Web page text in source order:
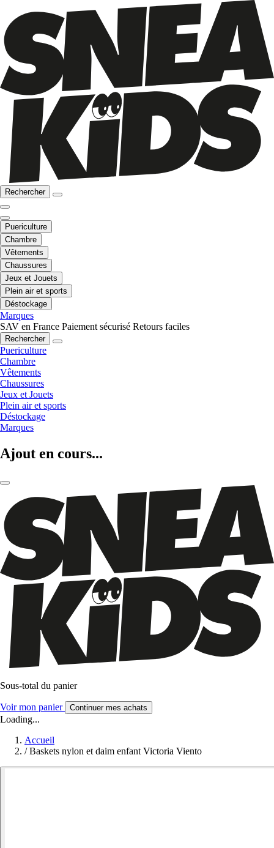
Rechercher
Puericulture
Chambre
Vêtements
Chaussures
Jeux et Jouets
Plein air et sports
Déstockage
Marques
SAV en France Paiement sécurisé Retours faciles
Rechercher
Puericulture
Chambre
Vêtements
Chaussures
Jeux et Jouets
Plein air et sports
Déstockage
Marques
Ajout en cours...
Sous-total du panier
Voir mon panier Continuer mes achats
Loading...
Accueil
/ Baskets nylon et daim enfant Victoria Viento